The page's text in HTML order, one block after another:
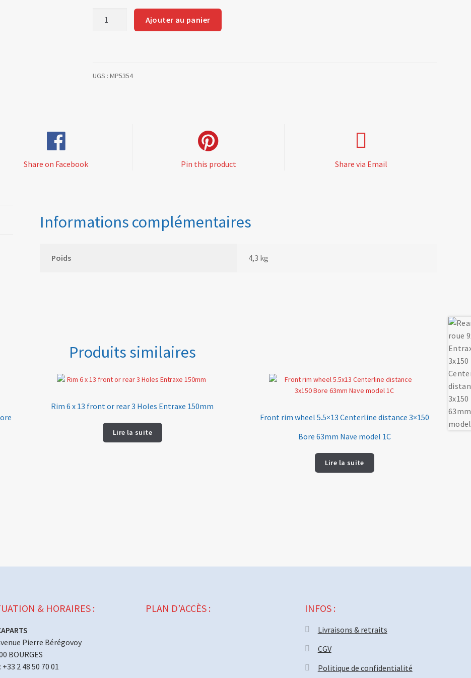
parts
Ajouter au panier
UGS :MP5354
Share on Facebook Pin this product Share via Email
Informations complémentaires
Poids 4,3 kg
Produits similaires
Rim 6 x 13 front or rear 3 Holes Entraxe 150mm
Lire la suite
Front rim wheel 5.5×13 Centerline distance 3×150
Bore 63mm Nave model 1C
Lire la suite
& HORAIRES :
Pierre Bérégovoy
BOURGES
+33 2 48 50 70 01
PLAN D’ACCÈS : INFOS :
Livraisons & retraits
CGV
Politique de confidentialité